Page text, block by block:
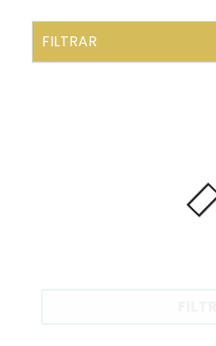
FILTRAR